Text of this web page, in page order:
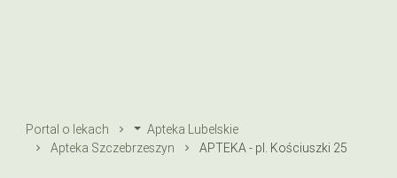
Portal o lekach
Apteka Lubelskie
Apteka Szczebrzeszyn
APTEKA - pl. Kościuszki 25